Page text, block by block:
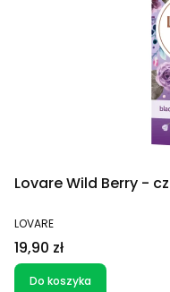
Lovare Wild Berry -
PRODUCENT
LOVARE
Cena
19,90 zł
Do koszyka